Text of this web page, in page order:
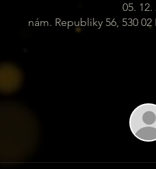
05. 12.
nám. Republiky 56, 530